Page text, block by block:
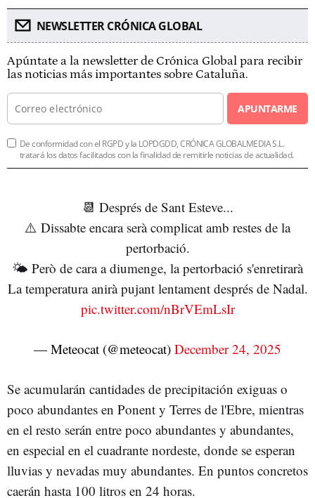
NEWSLETTER CRÓNICA GLOBAL
Apúntate a la newsletter de Crónica Global para recibir
las noticias más importantes sobre Cataluña.
APUNTARME
De conformidad con el RGPD y la LOPDGDD, CRÓNICA GLOBALMEDIA S.L.
tratará los datos facilitados con la finalidad de remitirle noticias de actualidad.
📆 Després de Sant Esteve...
⚠️ Dissabte encara serà complicat amb restes de la
pertorbació.
🌤️ Però de cara a diumenge, la pertorbació s'enretirarà
La temperatura anirà pujant lentament després de Nadal.
pic.twitter.com/nBrVEmLsIr
— Meteocat (@meteocat) December 24, 2025
Se acumularán cantidades de precipitación exiguas o
poco abundantes en Ponent y Terres de l'Ebre, mientras
en el resto serán entre poco abundantes y abundantes,
en especial en el cuadrante nordeste, donde se esperan
lluvias y nevadas muy abundantes. En puntos concretos
caerán hasta 100 litros en 24 horas.